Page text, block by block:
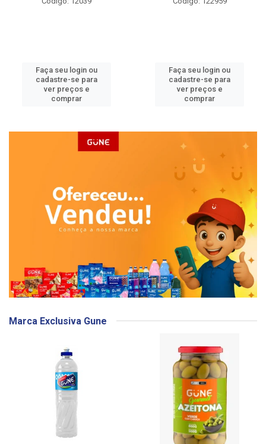
Faça seu login ou
cadastre-se para
ver preços e
comprar
Faça seu login ou
cadastre-se para
ver preços e
comprar
Marca Exclusiva Gune